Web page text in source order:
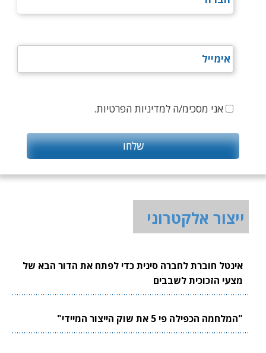
אני מסכימ/ה למדיניות הפרטיות.
ייצור אלקטרוני
אינטל חוברת לחברה סינית כדי לפתח את הדור הבא של
מצעי הזכוכית לשבבים
"המלחמה הכפילה פי 5 את שוק הייצור המיידי"